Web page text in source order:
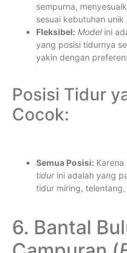
sempurna,
sesuai kebutuhan unik
Fleksibel: Modelini
yang posisi tidurnya
yakin dengan
Posisi Tidur
Cocok:
Semua Posisi:
tidurini adalah yang
tidur miring,
6. Bantal